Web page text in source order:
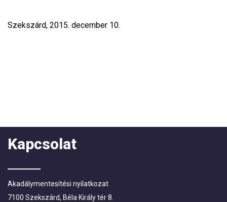
Szekszárd, 2015. december 10.
Kapcsolat
Akadálymentesítési nyilatkozat
7100 Szekszárd, Béla Király tér 8.